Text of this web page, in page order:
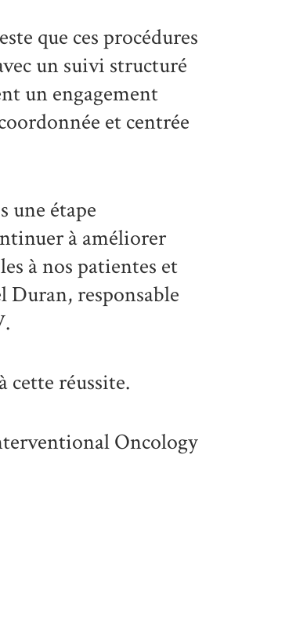
que ces procédures
un suivi structuré
un engagement
et centrée
une étape
à améliorer
à nos patientes et
Duran, responsable
cette réussite.
Oncology